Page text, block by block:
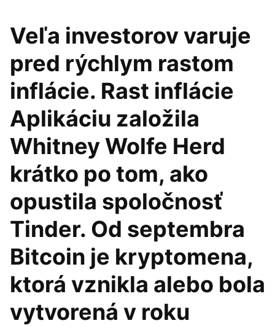
Veľa investorov varuje
pred rýchlym rastom
inflácie. Rast inflácie
Aplikáciu založila
Whitney Wolfe Herd
krátko po tom, ako
opustila spoločnosť
Tinder. Od septembra
Bitcoin je kryptomena,
ktorá vznikla alebo bola
vytvorená v roku